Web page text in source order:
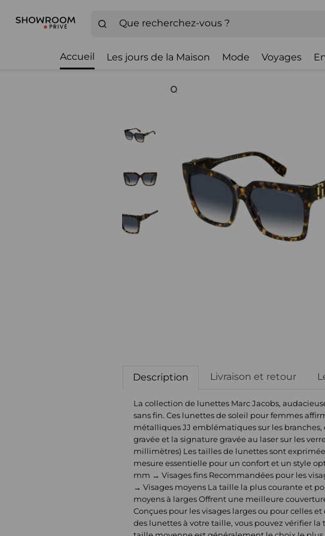
Accueil Les jours de la Maison Mode Voyages
Description Livraison et retour
La collection de lunettes Marc Jacobs,
sans fin. Ces lunettes de soleil pour femmes
métalliques JJ emblématiques sur les
gravée et la signature gravée au laser sur les
millimètres) Les tailles de lunettes sont
mesure essentielle pour un confort et un style
mm → Visages fins Recommandées pour les
→ Visages moyens La taille la plus courante et
moyens à larges Offrent une meilleure
Conçues pour les visages larges ou pour celles
des lunettes à votre taille, vous pouvez vérifier